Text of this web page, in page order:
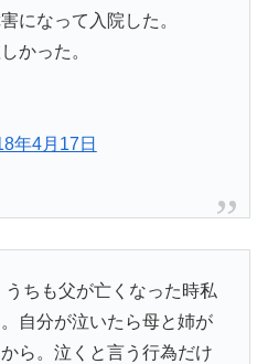
になって入院した。
かった。
年4月17日
ちも父が亡くなった時私
自分が泣いたら母と姉が
ら。泣くと言う行為だけ